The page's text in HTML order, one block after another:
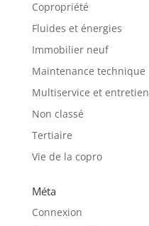
Copropriété
Fluides et énergies
Immobilier neuf
Maintenance technique
Multiservice et entretien
Non classé
Tertiaire
Vie de la copro
Méta
Connexion